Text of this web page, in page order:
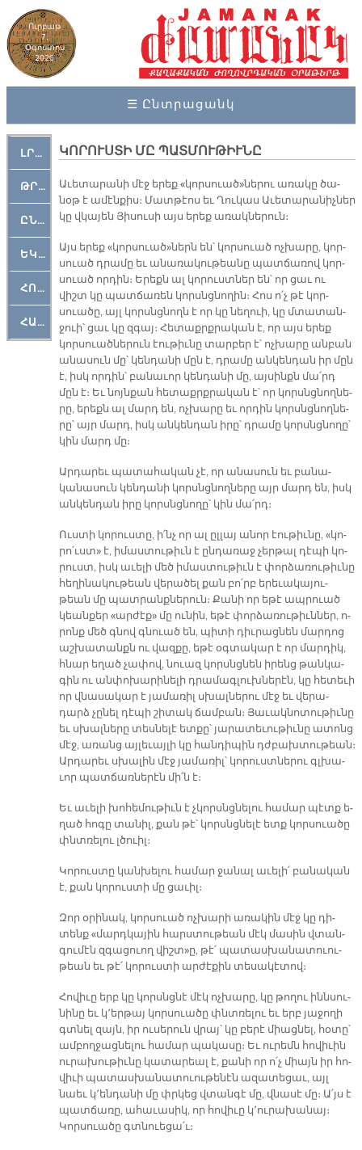
Ուրբաթ
7,
Օգոստոս
2026
☰ Ընտրացանկ
ԼՐԱՀՈՍ
ԹՐՔԱՀԱՅ ԿԵԱՆՔ
ԸՆԿԵՐԱՄՇԱԿՈՒԹԱՅԻՆ
ԵԿԵՂԵՑԱԿԱՆ
ՀՈԳԵՄՏԱՒՈՐ
ՀԱՐԹԱԿ
ԿՈՐՈՒՍՏԻ ՄԸ ՊԱՏՄՈՒԹԻՒՆԸ
Ա­ւե­տա­րա­նի մէջ ե­րեք «կոր­սուած»նե­րու ա­ռա­կը ծա­
նօթ է ա­մէն­քիս։ Մատ­թէոս եւ Ղու­կաս Ա­ւե­տա­րա­նիչ­ներ
կը վկա­յեն Յի­սու­սի այս ե­րեք ա­ռակ­նե­րուն։
Այս ե­րեք «կոր­սուած»ներն են՝ կոր­սուած ոչ­խա­րը, կոր­
սուած դրա­մը եւ ա­նա­ռա­կու­թեա­նը պատ­ճա­ռով կոր­
սուած որ­դին։ Ե­րեքն ալ կո­րուստ­ներ են՝ որ ցաւ ու
վիշտ կը պատ­ճա­ռեն կորսնց­նո­ղին։ Հոս ո՛չ թէ կոր­
սուա­ծը, այլ կորսնց­նողն է որ կը նե­ղուի, կը մտա­տան­
ջուի՝ ցաւ կը զգայ։ Հե­տաքրքրա­կան է, որ այս ե­րեք
կոր­սուած­նե­րուն էու­թիւ­նը տար­բեր է՝ ոչ­խա­րը ան­բան
ա­նա­սուն մը՝ կեն­դա­նի մըն է, դրա­մը ան­կեն­դան իր մըն
է, իսկ որ­դին՝ բա­նա­ւոր կեն­դա­նի մը, այ­սինքն մա՛րդ
մըն է։ Եւ նոյն­քան հե­տաքրք­րա­կան է՝ որ կորսնց­նող­նե­
րը, ե­րեքն ալ մարդ են, ոչ­խա­րը եւ որ­դին կորսնց­նող­նե­
րը՝ այր մարդ, իսկ ան­կեն­դան ի­րը՝ դրա­մը կորսնց­նո­ղը՝
կին մարդ մը։
Ար­դա­րեւ պա­տա­հա­կան չէ, որ ա­նա­սուն եւ բա­նա­
կանա­սուն կեն­դա­նի կորսնց­նող­նե­րը այր մարդ են, իսկ
ան­կեն­դան ի­րը կորսնց­նո­ղը՝ կին մա՛րդ։
Ուս­տի կո­րուս­տը, ի՛նչ որ ալ ըլ­լայ ա­նոր էու­թիւ­նը, «կո­
րո՛ւստ» է, ի­մաս­տու­թիւն է ըն­դա­ռաջ չեր­թալ դէ­պի կո­
րուստ, իսկ ա­ւե­լի մեծ ի­մաս­տու­թիւն է փոր­ձա­ռու­թիւ­նը
հե­ղի­նա­կու­թեան վե­րա­ծել քան բո՛րբ ե­րե­ւա­կա­յու­
թեան մը պատ­րանք­նե­րուն։ Քա­նի որ ե­թէ ապ­րուած
կեան­քեր «ար­ժէք» մը ու­նին, ե­թէ փոր­ձա­ռու­թիւն­ներ, ո­
րոնք մեծ գնով գնուած են, պի­տի դիւ­րաց­նեն մար­դոց
աշ­խա­տանքն ու վազ­քը, ե­թէ օգ­տա­կար է որ մար­դիկ,
հնար ե­ղած չա­փով, նուազ կորսնց­նեն ի­րենց թան­կա­
գին ու ան­փո­խա­րի­նե­լի դրա­մագ­լուխ­նե­րէն, կը հե­տե­ւի
որ վնա­սա­կար է յա­մա­ռիլ սխալ­նե­րու մէջ եւ վե­րա­
դարձ չը­նել դէ­պի շի­տակ ճամ­բան։ Յա­ւակ­նո­տու­թիւ­նը
եւ սխալ­նե­րը տես­նե­լէ ետ­քը՝ յա­րա­տե­ւու­թիւ­նը ա­տոնց
մէջ, ա­ռանց այ­լե­ւայ­լի կը հան­դի­պին դժբախ­տու­թեան։
Ար­դա­րեւ սխա­լին մէջ յա­մա­ռիլ՝ կո­րուստ­նե­րու գլխա­
ւոր պատ­ճառ­նե­րէն մի՛ն է։
Եւ ա­ւե­լի խո­հե­մու­թիւն է չկորսնց­նե­լու հա­մար պէտք ե­
ղած հո­գը տա­նիլ, քան թէ՝ կորսնց­նե­լէ ետք կոր­սուա­ծը
փնտռե­լու լծուիլ։
Կո­րուս­տը կան­խե­լու հա­մար ջա­նալ ա­ւե­լի՛ բա­նա­կան
է, քան կո­րուս­տի մը ցա­ւիլ։
Զոր օ­րի­նակ, կոր­սուած ոչ­խա­րի ա­ռա­կին մէջ կը դի­
տենք «մարդ­կա­յին հարս­տու­թեան մէկ մա­սին վտան­
գու­մէն զգա­ցուող վիշտ»ը, թէ՛ պա­տաս­խա­նա­տուու­
թեան եւ թէ՛ կո­րուս­տի ար­ժէ­քին տե­սա­կէ­տով։
Հո­վի­ւը երբ կը կորսնց­նէ մէկ ոչ­խա­րը, կը թո­ղու ինն­սու­
նի­նը եւ կ՚եր­թայ կոր­սուա­ծը փնտռե­լու եւ երբ յա­ջո­ղի
գտնել զայն, իր ու­սե­րուն վրայ՝ կը բե­րէ միաց­նել, հօ­տը՝
ամ­բող­ջաց­նե­լու հա­մար պա­կա­սը։ Եւ ու­րեմն հո­վի­ւին
ու­րա­խու­թիւ­նը կա­տա­րեալ է, քա­նի որ ո՛չ միայն իր հո­
վի­ւի պա­տաս­խա­նատուու­թե­նէն ա­զա­տե­ցաւ, այլ
նաեւ կ՚են­դա­նի մը փրկեց վտան­գէ մը, վնա­սէ մը։ Ա՛յս է
պատ­ճա­ռը, ա­հա­ւա­սիկ, որ հո­վի­ւը կ՚ու­րա­խա­նայ։
Կոր­սուա­ծը գտնուե­ցա՛ւ։